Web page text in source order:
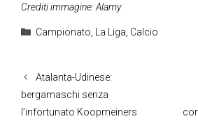
Crediti immagine: Alamy
Categorie
Campionato, La Liga, Calcio
Atalanta-Udinese:
bergamaschi senza
l’infortunato Koopmeiners